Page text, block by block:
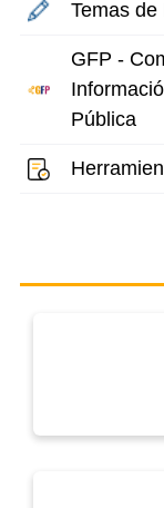
Temas de
GFP -
Pública